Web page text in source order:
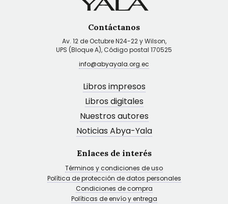
Contáctanos
Av. 12 de Octubre N24-22 y Wilson,
UPS (Bloque A), Código postal 170525
info@abyayala.org.ec
Libros impresos
Libros digitales
Nuestros autores
Noticias Abya-Yala
Enlaces de interés
Términos y condiciones de uso
Política de protección de datos personales
Condiciones de compra
Políticas de envío y entrega